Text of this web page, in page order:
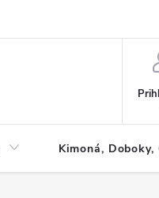
Kimoná, Doboky,